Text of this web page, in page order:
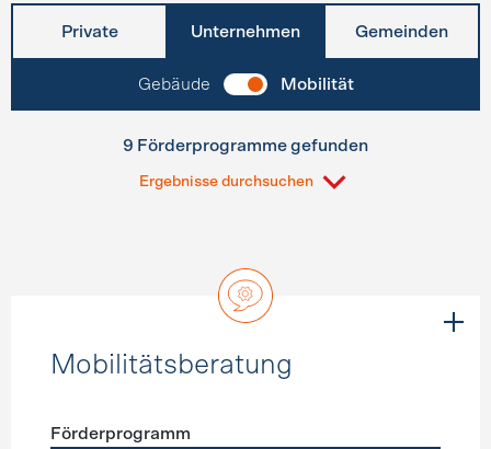
Private Unternehmen Gemeinden
Gebäude Mobilität
9 Förderprogramme gefunden
Ergebnisse durchsuchen
Mobilitätsberatung
Förderprogramm